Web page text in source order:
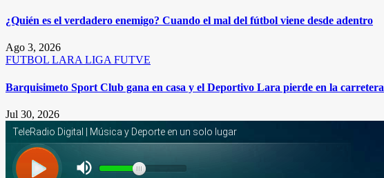
¿Quién es el verdadero enemigo? Cuando el mal del fútbol viene desde adentro
Ago 3, 2026
FUTBOL LARALIGA FUTVE
Barquisimeto Sport Club gana en casa y el Deportivo Lara pierde en la carretera
Jul 30, 2026